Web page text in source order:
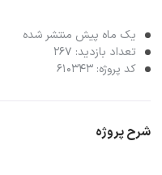
یک ماه پیش منتشر شده
تعداد بازدید: 267
کد پروژه: 610343
شرح پروژه